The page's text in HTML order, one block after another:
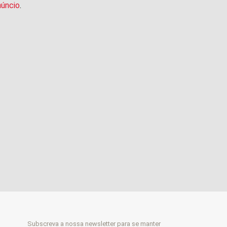
.
Subscreva a nossa newsletter para se manter